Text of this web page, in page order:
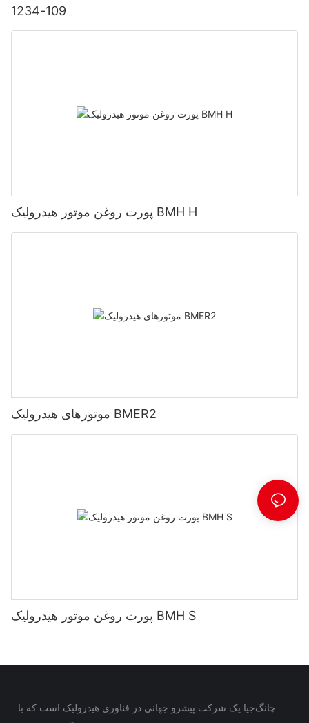
109-1234
پورت روغن موتور هیدرولیک BMH H
موتورهای هیدرولیک BMER2
پورت روغن موتور هیدرولیک BMH S
چانگ‌جیا یک شرکت پیشرو جهانی در فناوری هیدرولیک است که با